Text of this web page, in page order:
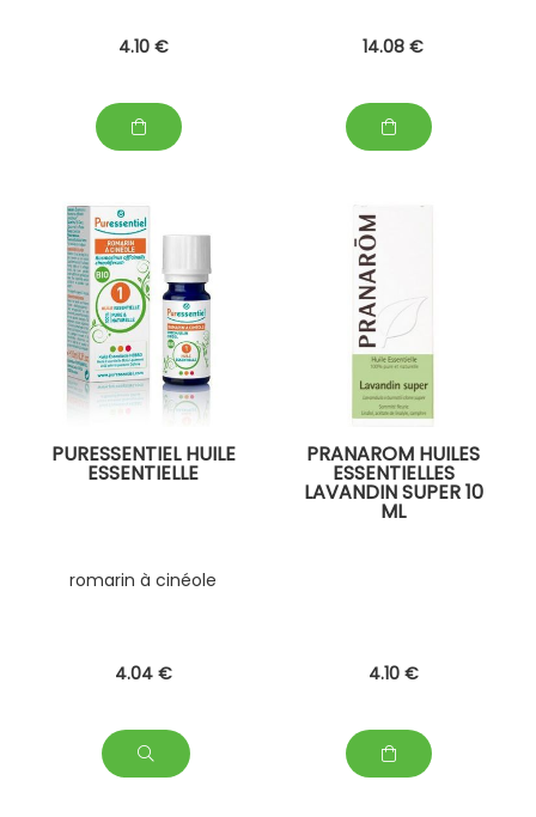
4.10 € 14.08 €
PURESSENTIEL HUILE
ESSENTIELLE
romarin à cinéole
4.04 €
PRANAROM HUILES
ESSENTIELLES
LAVANDIN SUPER 10
ML
4.10 €